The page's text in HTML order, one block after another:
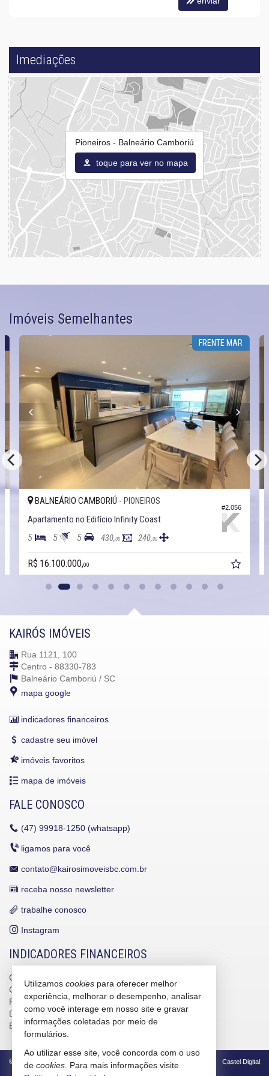
Imediações
Pioneiros - Balneário Camboriú
toque para ver no mapa
Imóveis Semelhantes
FRENTE MAR
#2.056
BALNEÁRIO CAMBORIÚ - PIONEIROS
Apartamento no Edifício Infinity Coast
5 5 5 430,00 240,00
R$ 16.100.000,00
KAIRÓS IMÓVEIS
Rua 1121, 100
Centro - 88330-783
Balneário Camboriú / SC
mapa google
indicadores financeiros
cadastre seu imóvel
imóveis favoritos
mapa de imóveis
FALE CONOSCO
(47) 99918-1250 (whatsapp)
ligamos para você
contato@kairosimoveisbc.com.br
receba nosso newsletter
trabalhe conosco
Instagram
INDICADORES FINANCEIROS
CUB /
CUB /SCvariação
0,95%
Poupança
0,6738%
Dólar Comercial
R$ 5,09
Euro
R$ 5,88
© 2026 CRECI/SC 4586-J Política de Privacidade Castel Digital
Utilizamos cookies para oferecer melhor
experiência, melhorar o desempenho, analisar
como você interage em nosso site e gravar
informações coletadas por meio de
formulários.
Ao utilizar esse site, você concorda com o uso
de cookies . Para mais informações visite